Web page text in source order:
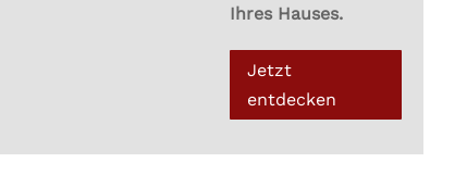
Ihres Hauses.
Jetzt
entdecken